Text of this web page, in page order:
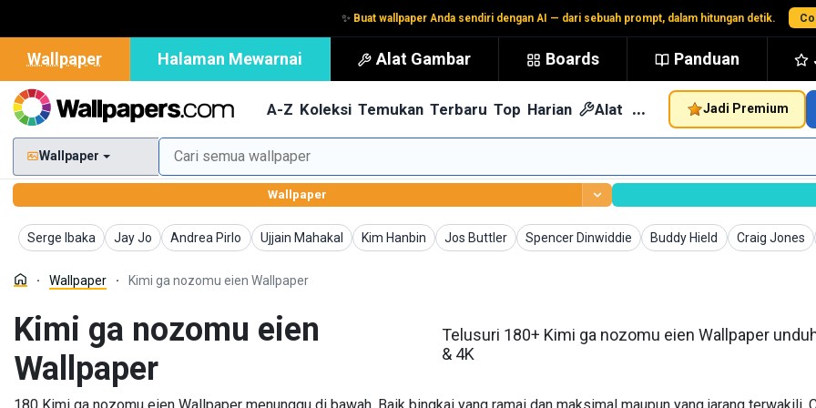
✨ Buat wallpaper Anda sendiri dengan AI — dari sebuah prompt, dalam hitungan detik.
Wallpaper Halaman Mewarnai Alat Gambar Boards Panduan
A-Z Koleksi Temukan Terbaru Top Harian Alat … Jadi Premium
Wallpaper
Wallpaper
Serge Ibaka
Wallpaper Jay Jo
WallpaperAndrea Pirlo
Wallpaper Ujjain Mahakal
Wallpaper Kim Hanbin
Wallpaper Jos Buttler
Wallpaper Spencer Dinwiddie
Wallpaper Buddy Hield
Wallpaper Craig Jones
Wallpaper
Wallpaper Kimi ga nozomu eien Wallpaper
Kimi ga nozomu eien
Wallpaper
Telusuri 180+ Kimi ga nozomu eien Wallpaper
& 4K